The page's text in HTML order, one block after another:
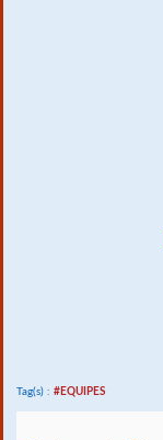
Tag(s) : #EQUIPES